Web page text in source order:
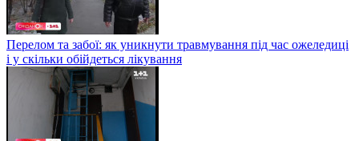
Перелом та забої: як уникнути травмування під час ожеледиці
і у скільки обійдеться лікування